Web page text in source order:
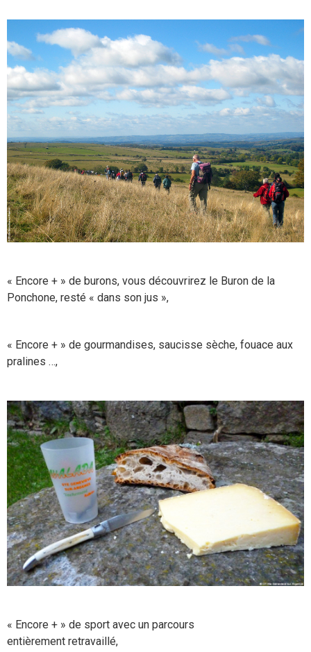
« Encore + » de burons, vous découvrirez le Buron de la
Ponchone, resté « dans son jus »,
« Encore + » de gourmandises, saucisse sèche, fouace aux
pralines …,
« Encore + » de sport avec un parcours
entièrement retravaillé,